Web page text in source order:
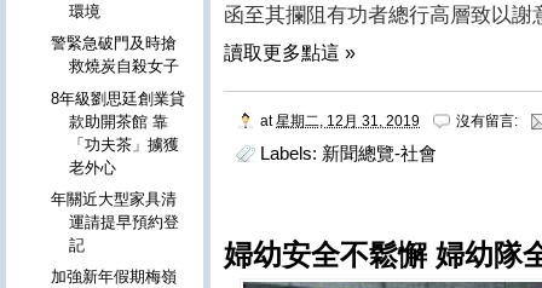
函至其攔阻有功者總行高層致以謝
讀取更多點這 »
at星期二, 12月 31, 2019 沒有留言:
Labels: 新聞總覽-社會
婦幼安全不鬆懈 婦幼隊
環境
警緊急破門及時搶
救燒炭自殺女子
8年級劉思廷創業貸
款助開茶館 靠
「功夫茶」擄獲
老外心
年關近大型家具清
運請提早預約登
記
加強新年假期梅嶺